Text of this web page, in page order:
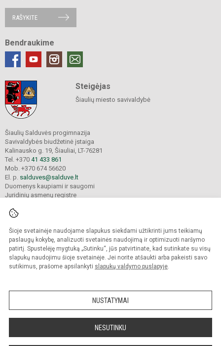
Šioje svetainėje naudojame slapukus siekdami užtikrinti jums teikiamų
paslaugų kokybę, analizuoti svetainės naudojimą ir optimizuoti naršymo
patirtį. Spustelėję mygtuką „Sutinku“, jūs patvirtinate, kad sutinkate su visų
slapukų naudojimu šioje svetainėje. Jei norite atšaukti arba pakeisti savo
sutikimus, prašome apsilankyti slapukų valdymo puslapyje.
NUSTATYMAI
NESUTINKU
RAŠYKITE
Bendraukime
Steigėjas
Šiaulių miesto savivaldybė
Šiaulių Salduvės progimnazija
Savivaldybės biudžetinė įstaiga
Kalinausko g. 19, Šiauliai, LT-76281
Tel. +370 41 433 861
Mob. +370 674 56620
El. p. salduves@salduve.lt
Duomenys kaupiami ir saugomi
Juridinių asmenų registre
© 2026. Šiaulių Salduvės progimnazija. Visos teisės saugomos.
Kopijuoti turinį be raštiško įstaigos administracijos sutikimo griežtai draudžiama.